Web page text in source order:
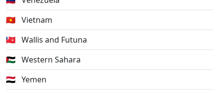
🇻🇳 Vietnam
🇼🇫 Wallis and Futuna
🇪🇭 Western Sahara
🇾🇪 Yemen